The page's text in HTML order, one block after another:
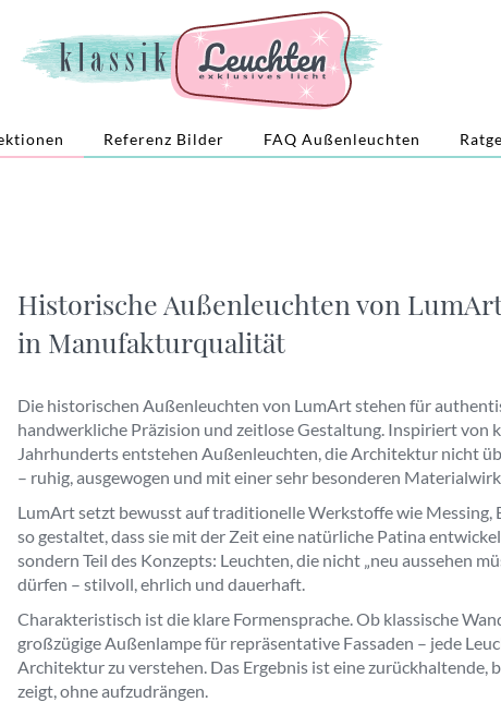
Referenz Bilder FAQ Außenleuchten
Historische Außenleuchten von
in Manufakturqualität
Die historischen Außenleuchten von LumArt stehen für
handwerkliche Präzision und zeitlose Gestaltung. Inspiriert von
Jahrhunderts entstehen Außenleuchten, die Architektur nicht
– ruhig, ausgewogen und mit einer sehr besonderen
LumArt setzt bewusst auf traditionelle Werkstoffe wie Messing,
so gestaltet, dass sie mit der Zeit eine natürliche Patina
sondern Teil des Konzepts: Leuchten, die nicht „neu aussehen
dürfen – stilvoll, ehrlich und dauerhaft.
Charakteristisch ist die klare Formensprache. Ob klassische
großzügige Außenlampe für repräsentative Fassaden – jede
Architektur zu verstehen. Das Ergebnis ist eine
zeigt, ohne aufzudrängen.